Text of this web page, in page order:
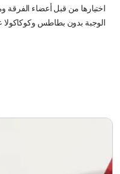
اختيارها من قبل أعضاء الفرقة
الوجبة بدون بطاطس وكوكاكولا